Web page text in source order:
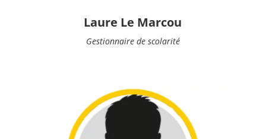
Laure Le Marcou
Gestionnaire de scolarité